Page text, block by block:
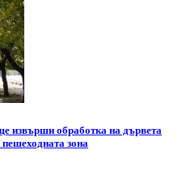
извърши обработка на дървета
зона